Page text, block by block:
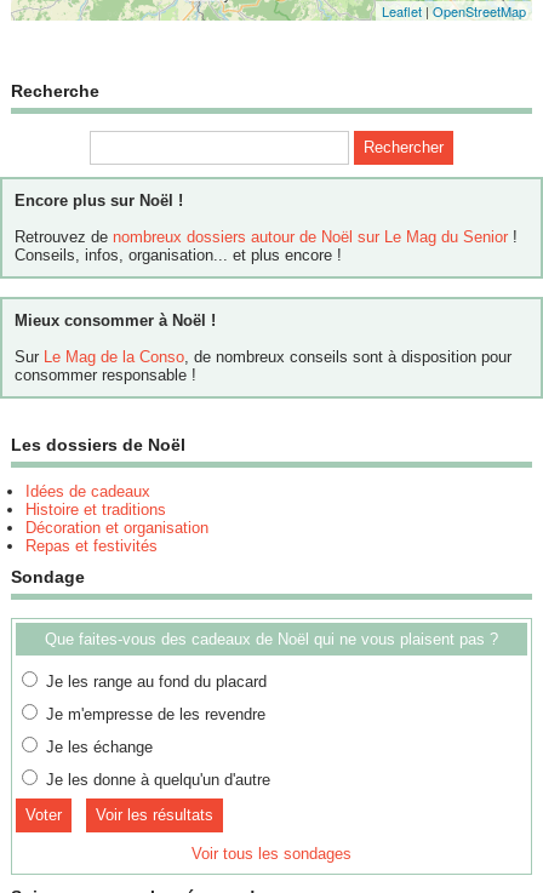
Leaflet |OpenStreetMap
Recherche
Encore plus sur Noël !
Retrouvez de nombreux dossiers autour de Noël sur Le Mag du Senior !
Conseils, infos, organisation... et plus encore !
Mieux consommer à Noël !
Sur
Le Mag de la Conso , de nombreux conseils sont à disposition pour
consommer responsable !
Les dossiers de Noël
Idées de cadeaux
Histoire et traditions
Décoration et organisation
Repas et festivités
Sondage
Que faites-vous des cadeaux de Noël qui ne vous plaisent pas ?
Je les range au fond du placard
Je m'empresse de les revendre
Je les échange
Je les donne à quelqu'un d'autre
Voir les résultats
Voir tous les sondages